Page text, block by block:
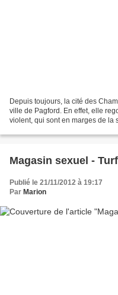
Depuis toujours, la cité des
ville de Pagford. En effet, elle
violent, qui sont en marges de la
Magasin sexuel - Turf
Publié le 21/11/2012 à 19:17
Par Marion